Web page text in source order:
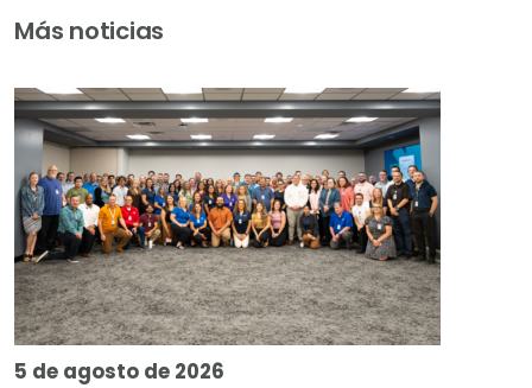
Más noticias
5 de agosto de 2026